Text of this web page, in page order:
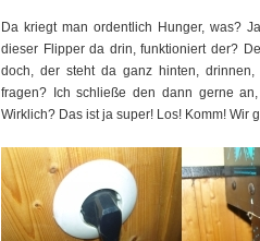
Da kriegt man ordentlich Hunger, was?
dieser Flipper da drin, funktioniert der?
doch, der steht da ganz hinten,
fragen? Ich schließe den dann gerne
Wirklich? Das ist ja super! Los! Komm! Wir